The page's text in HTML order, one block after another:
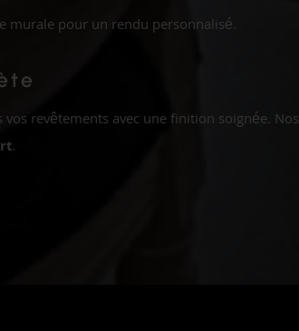
murale pour un rendu personnalisé.
revêtements avec une finition soignée. Nos
.